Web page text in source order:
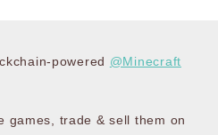
powered @Minecraft
games, trade & sell them on